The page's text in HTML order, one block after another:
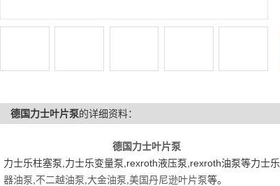
德国力士叶片泵的详细资料：
德国力士叶片泵
力士乐柱塞泵,力士乐变量泵,rexroth液压泵,rexroth油泵等力士
器油泵 不二越油泵 大金油泵 美国丹尼逊叶片泵等。